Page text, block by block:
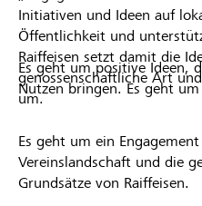
Initiativen und Ideen auf
Öffentlichkeit und
Raiffeisen setzt damit die
genossenschaftliche Art
um.
Es geht um positive Ideen,
Nutzen bringen. Es geht
Es geht um ein
Vereinslandschaft und die
Grundsätze von Raiffeisen.